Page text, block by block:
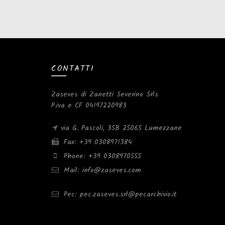
CONTATTI
Zaseves di Zanetti Severino Srls
P.iva e CF 04197220983
via G. Pascoli, 35B 25065 Lumezzane
Fax: +39 0308971384
Phone: +39 0308970555
Mail: info@zaseves.com
Pec: pec.zaseves.srl@pecarchivio.it